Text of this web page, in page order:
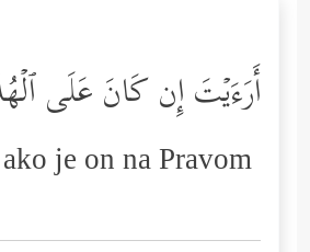
أَرَءَیۡتَ إِن كَانَ عَلَى
je on na Pravom